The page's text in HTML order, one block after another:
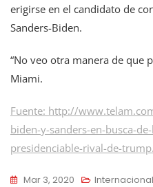
erigirse en el candidato de
Sanders-Biden.
“No veo otra manera de que
Miami.
Fuente: http://
biden-y-sanders-en-busca-
presidenciable-rival-de-
Mar 3, 2020